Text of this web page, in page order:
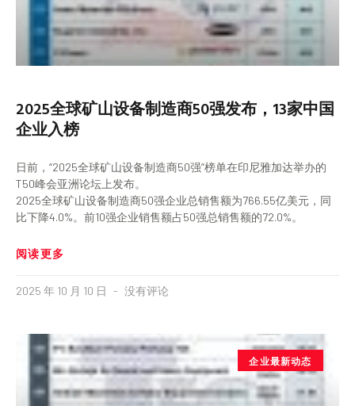
2025全球矿山设备制造商50强发布，13家中国
企业入榜
日前，“2025全球矿山设备制造商50强”榜单在印尼雅加达举办的
T50峰会亚洲论坛上发布。
2025全球矿山设备制造商50强企业总销售额为766.55亿美元，同
比下降4.0%。前10强企业销售额占50强总销售额的72.0%。
阅读更多
2025 年 10 月 10 日 没有评论
企业最新动态